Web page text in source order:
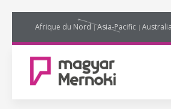
Afrique du Nord Asia-Pacific Australia